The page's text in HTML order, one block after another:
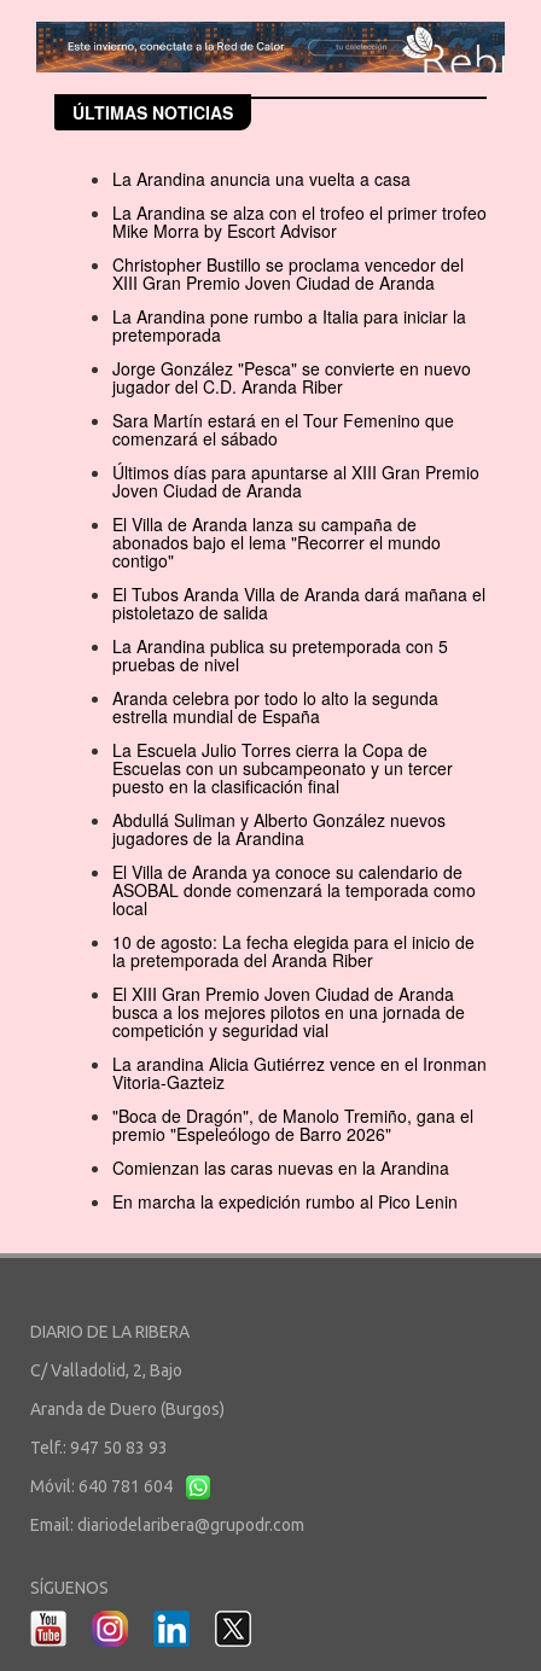
ÚLTIMAS NOTICIAS
La Arandina anuncia una vuelta a casa
La Arandina se alza con el trofeo el primer trofeo
Mike Morra by Escort Advisor
Christopher Bustillo se proclama vencedor del
XIII Gran Premio Joven Ciudad de Aranda
La Arandina pone rumbo a Italia para iniciar la
pretemporada
Jorge González "Pesca" se convierte en nuevo
jugador del C.D. Aranda Riber
Sara Martín estará en el Tour Femenino que
comenzará el sábado
Últimos días para apuntarse al XIII Gran Premio
Joven Ciudad de Aranda
El Villa de Aranda lanza su campaña de
abonados bajo el lema "Recorrer el mundo
contigo"
El Tubos Aranda Villa de Aranda dará mañana el
pistoletazo de salida
La Arandina publica su pretemporada con 5
pruebas de nivel
Aranda celebra por todo lo alto la segunda
estrella mundial de España
La Escuela Julio Torres cierra la Copa de
Escuelas con un subcampeonato y un tercer
puesto en la clasificación final
Abdullá Suliman y Alberto González nuevos
jugadores de la Arandina
El Villa de Aranda ya conoce su calendario de
ASOBAL donde comenzará la temporada como
local
10 de agosto: La fecha elegida para el inicio de
la pretemporada del Aranda Riber
El XIII Gran Premio Joven Ciudad de Aranda
busca a los mejores pilotos en una jornada de
competición y seguridad vial
La arandina Alicia Gutiérrez vence en el Ironman
Vitoria-Gazteiz
"Boca de Dragón", de Manolo Tremiño, gana el
premio "Espeleólogo de Barro 2026"
Comienzan las caras nuevas en la Arandina
En marcha la expedición rumbo al Pico Lenin
DIARIO DE LA RIBERA
C/ Valladolid, 2, Bajo
Aranda de Duero (Burgos)
Telf.: 947 50 83 93
Móvil: 640 781 604
Email: diariodelaribera@grupodr.com
SÍGUENOS